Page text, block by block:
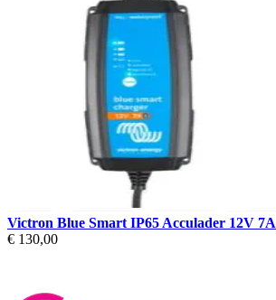
Victron Blue Smart IP65 Acculader 12V 7A
€ 130,00